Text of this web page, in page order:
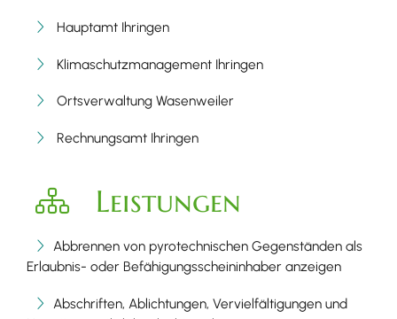
Hauptamt Ihringen
Klimaschutzmanagement Ihringen
Ortsverwaltung Wasenweiler
Rechnungsamt Ihringen
Leistungen
Abbrennen von pyrotechnischen Gegenständen als
Erlaubnis- oder Befähigungsscheininhaber anzeigen
Abschriften, Ablichtungen, Vervielfältigungen und